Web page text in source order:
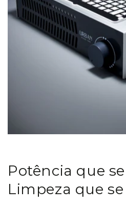
Potência que
Limpeza que se